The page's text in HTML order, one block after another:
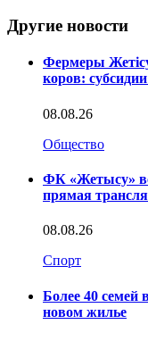
Другие новости
Фермеры
коров:
08.08.26
Общество
ФК «Жетысу»
прямая
08.08.26
Спорт
Более 40 семей
новом жилье